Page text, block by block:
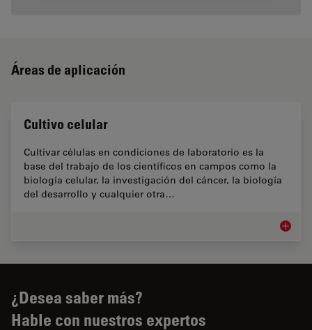
Áreas de aplicación
Cultivo celular
Cultivar células en condiciones de laboratorio es la
base del trabajo de los científicos en campos como la
biología celular, la investigación del cáncer, la biología
del desarrollo y cualquier otra…
Cultivo
¿Desea saber más?
Hable con nuestros expertos